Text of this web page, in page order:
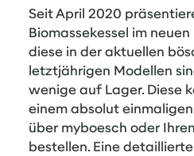
Seit April 2020
Biomassekessel im
diese in der aktuellen
letztjährigen Modellen
wenige auf Lager. Diese
einem absolut
über myboesch oder
bestellen. Eine